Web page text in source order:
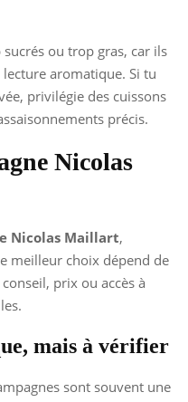
ou trop gras, car ils
aromatique. Si tu
privilégie des cuissons
précis.
Nicolas
Nicolas Maillart,
meilleur choix dépend de
prix ou accès à
mais à vérifier
sont souvent une